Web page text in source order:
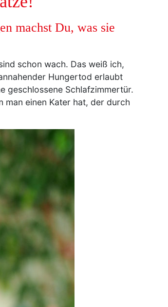
machst Du, was sie
schon wach. Das weiß ich,
Hungertod erlaubt
geschlossene Schlafzimmertür.
man einen Kater hat, der durch